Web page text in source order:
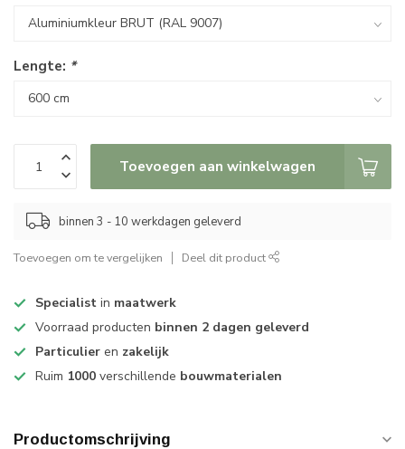
Lengte: *
Toevoegen aan winkelwagen
binnen 3 - 10 werkdagen geleverd
Toevoegen om te vergelijken Deel dit product
Specialist in maatwerk
Voorraad producten binnen 2 dagen geleverd
Particulier en zakelijk
Ruim 1000 verschillende bouwmaterialen
Productomschrijving